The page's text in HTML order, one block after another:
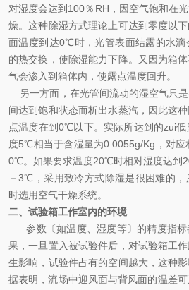
对湿度会达到100％RH，因空气饱和在
燥。这种除湿方式理论上可达到零度以下
面温度到达0℃时，光管表面结露的水滴
的热交换，使除湿能力下降。又因为箱
气会渗入到箱体内，使露点温度回升。
另一方面，在光管间流动的湿空气只
间达到饱和状态而析出水蒸汽，因此这
点温度在到0℃以下。实际所达到的zui
度5℃相当于含湿量为0.0055g/Kg，对应
0℃。如果要求温度20℃时相对湿度达到
－3℃，采用致冷方式除湿是很困难的
时选用空气干燥系统。
二、试验箱工作室内的环境
参数〔如温度、湿度等〕的精度指标
果，一旦置入被试验件后，对试验箱工
生影响，试验件占有的空间越大，这种
据表明，流场中迎风面与背风面的温差